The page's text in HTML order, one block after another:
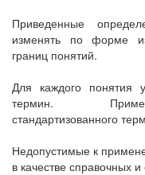
Приведенные
изменять по форме
границ понятий.
Для каждого понятия
термин.
стандартизованного
Недопустимые к
в качестве справочных